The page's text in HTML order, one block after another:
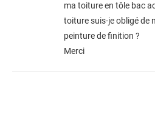
ma toiture en tôle bac
toiture suis-je obligé de
peinture de finition ?
Merci